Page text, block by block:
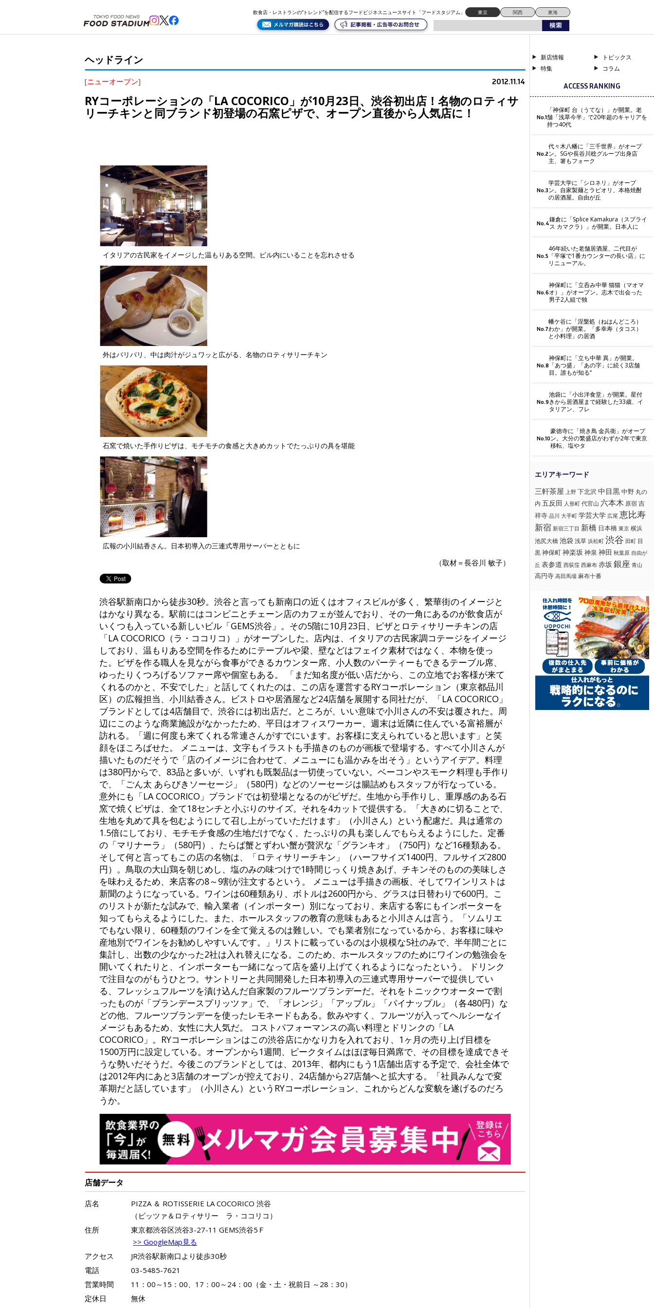
飲食店・レストランの“トレンド”を配信するフードビジネスニュースサイト「フードスタジアム」 東京 関西 東海
ヘッドライン
[ニューオープン] 2012.11.14
RYコーポレーションの「LA COCORICO」が10月23日、渋谷初出店！名物のロティサ
リーチキンと同ブランド初登場の石窯ピザで、オープン直後から人気店に！
イタリアの古民家をイメージした温もりある空間。ビル内にいることを忘れさせる
外はパリパリ、中は肉汁がジュワッと広がる、名物のロティサリーチキン
石窯で焼いた手作りピザは、モチモチの食感と大きめカットでたっぷりの具を堪能
広報の小川結香さん。日本初導入の三連式専用サーバーとともに
（取材＝長谷川 敏子）
渋谷駅新南口から徒歩30秒。渋谷と言っても新南口の近くはオフィスビルが多く、繁華街のイメージと
はかなり異なる。駅前にはコンビニとチェーン店のカフェが並んでおり、その一角にあるのが飲食店が
いくつも入っている新しいビル「GEMS渋谷」。その5階に10月23日、ピザとロティサリーチキンの店
「LA COCORICO（ラ・ココリコ）」がオープンした。店内は、イタリアの古民家調コテージをイメージ
しており、温もりある空間を作るためにテーブルや梁、壁などはフェイク素材ではなく、本物を使っ
た。ピザを作る職人を見ながら食事ができるカウンター席、小人数のパーティーもできるテーブル席、
ゆったりくつろげるソファー席や個室もある。 「まだ知名度が低い店だから、この立地でお客様が来て
くれるのかと、不安でした」と話してくれたのは、この店を運営するRYコーポレーション（東京都品川
区）の広報担当、小川結香さん。ビストロや居酒屋など24店舗を展開する同社だが、「LA COCORICO」
ブランドとしては4店舗目で、渋谷には初出店だ。ところが、いい意味で小川さんの不安は覆された。周
辺にこのような商業施設がなかったため、平日はオフィスワーカー、週末は近隣に住んでいる富裕層が
訪れる。「週に何度も来てくれる常連さんがすでにいます。お客様に支えられていると思います」と笑
顔をほころばせた。 メニューは、文字もイラストも手描きのものが画板で登場する。すべて小川さんが
描いたものだそうで「店のイメージに合わせて、メニューにも温かみを出そう」というアイデア。料理
は380円からで、83品と多いが、いずれも既製品は一切使っていない。ベーコンやスモーク料理も手作り
で、「ごん太 あらびきソーセージ」（580円）などのソーセージは腸詰めもスタッフが行なっている。
意外にも「LA COCORICO」ブランドでは初登場となるのがピザだ。生地から手作りし、重厚感のある石
窯で焼くピザは、全て18センチと小ぶりのサイズ。それを4カットで提供する。「大きめに切ることで、
生地を丸めて具を包むようにして召し上がっていただけます」（小川さん）という配慮だ。具は通常の
1.5倍にしており、モチモチ食感の生地だけでなく、たっぷりの具も楽しんでもらえるようにした。定番
の「マリナーラ」（580円）、たらば蟹とずわい蟹が贅沢な「グランキオ」（750円）など16種類ある。
そして何と言ってもこの店の名物は、「ロティサリーチキン」（ハーフサイズ1400円、フルサイズ2800
円）。鳥取の大山鶏を朝じめし、塩のみの味つけで1時間じっくり焼きあげ、チキンそのものの美味しさ
を味わえるため、来店客の8～9割が注文するという。 メニューは手描きの画板、そしてワインリストは
新聞のようになっている。ワインは60種類あり、ボトルは2600円から、グラスは日替わりで600円。こ
のリストが新たな試みで、輸入業者（インポーター）別になっており、来店する客にもインポーターを
知ってもらえるようにした。また、ホールスタッフの教育の意味もあると小川さんは言う。「ソムリエ
でもない限り、60種類のワインを全て覚えるのは難しい。でも業者別になっているから、お客様に味や
産地別でワインをお勧めしやすいんです。」リストに載っているのは小規模な5社のみで、半年間ごとに
集計し、出数の少なかった2社は入れ替えになる。このため、ホールスタッフのためにワインの勉強会を
開いてくれたりと、インポーターも一緒になって店を盛り上げてくれるようになったという。 ドリンク
で注目なのがもうひとつ。サントリーと共同開発した日本初導入の三連式専用サーバーで提供してい
る、フレッシュフルーツを漬け込んだ自家製のフルーツブランデーだ。それをトニックウオーターで割
ったものが「ブランデースプリッツァ」で、「オレンジ」「アップル」「パイナップル」（各480円）な
どの他、フルーツブランデーを使ったレモネードもある。飲みやすく、フルーツが入ってヘルシーなイ
メージもあるため、女性に大人気だ。 コストパフォーマンスの高い料理とドリンクの「LA
COCORICO」。RYコーポレーションはこの渋谷店にかなり力を入れており、1ヶ月の売り上げ目標を
1500万円に設定している。オープンから1週間、ピークタイムはほぼ毎日満席で、その目標を達成できそ
うな勢いだそうだ。今後このブランドとしては、2013年、都内にもう1店舗出店する予定で、会社全体で
は2012年内にあと3店舗のオープンが控えており、24店舗から27店舗へと拡大する。「社員みんなで変
革期だと話しています」（小川さん）というRYコーポレーション、これからどんな変貌を遂げるのだろ
うか。
店舗データ
店名
PIZZA ＆ ROTISSERIE LA COCORICO 渋谷
（ピッツァ＆ロティサリー ラ・ココリコ）
住所
東京都渋谷区渋谷3-27-11 GEMS渋谷5Ｆ
>> GoogleMap見る
アクセス
JR渋谷駅新南口より徒歩30秒
電話
03-5485-7621
営業時間
11：00～15：00、17：00～24：00（金・土・祝前日 ～28：30）
定休日
無休
新店情報
トピックス
特集
コラム
ACCESS RANKING
No.1
「神保町 台（うてな）」が開業。老
舗「浅草今半」で20年超のキャリアを
持つ40代
No.2
代々木八幡に「三千世界」がオープ
ン。SGや長谷川稔グループ出身店
主、箸もフォーク
No.3
学芸大学に「シロネリ」がオープ
ン。自家製麺とラビオリ、本格焼酎
の居酒屋。自由が丘
No.4鎌倉に「Splice Kamakura（スプライ
ス カマクラ）」が開業。日本人に
No.5
46年続いた老舗居酒屋、二代目が
「平塚で1番カウンターの長い店」に
リニューアル。
No.6
神保町に「立呑み中華 猫猫（マオマ
オ）」がオープン。志木で出会った
男子2人組で独
No.7
幡ケ谷に「涅槃処（ねはんどころ）
わか」が開業。「多幸寿（タコス）
と小料理」の居酒
No.8
神保町に「立ち中華 異」が開業。
「あつ盛」「あの字」に続く3店舗
目。誰もが知る“
No.9
池袋に「小出洋食堂」が開業。星付
きから居酒屋まで経験した33歳、イ
タリアン、フレ
No.10
豪徳寺に「焼き鳥 金兵衛」がオープ
ン。大分の繁盛店がわずか2年で東京
移転、塩やタ
三軒茶屋 上野 下北沢 中目黒中野 丸の
内 五反田 人形町 代官山 六本木 原宿 吉
祥寺 品川 大手町 学芸大学 広尾 恵比寿
新宿 新宿三丁目 新橋 日本橋 東京 横浜
池尻大橋 池袋浅草 浜松町 渋谷 田町 目
黒神保町神楽坂 神泉 神田 秋葉原 自由が
丘 表参道 西荻窪 西麻布 赤坂 銀座 青山
高円寺 高田馬場 麻布十番